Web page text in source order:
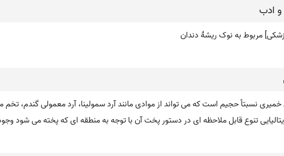
ادب
نسبتاً حجیم است که می تواند از موادی مانند آرد سمولینا، آرد معمولی گندم، تخم
تنوع قابل ملاحظه ای در دستور پخت آن با توجه به منطقه ای که پخته می شود